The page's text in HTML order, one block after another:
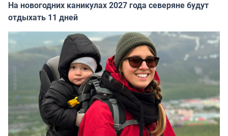
На новогодних каникулах 2027 года северяне будут
отдыхать 11 дней